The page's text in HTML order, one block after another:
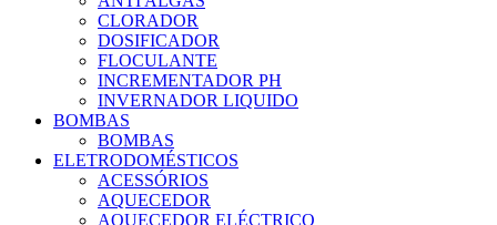
CLORADOR
DOSIFICADOR
FLOCULANTE
INCREMENTADOR PH
INVERNADOR LIQUIDO
BOMBAS
BOMBAS
ELETRODOMÉSTICOS
ACESSÓRIOS
AQUECEDOR
AQUECEDOR ELÉCTRICO